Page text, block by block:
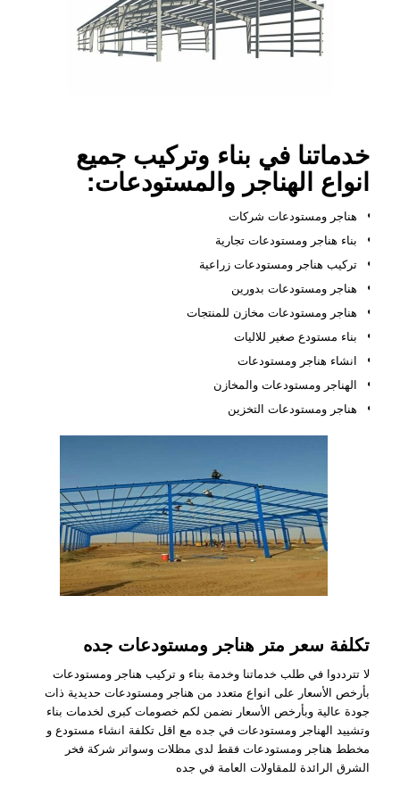
خدماتنا في بناء وتركيب جميع
انواع الهناجر والمستودعات:
هناجر ومستودعات شركات
بناء هناجر ومستودعات تجارية
تركيب هناجر ومستودعات زراعية
هناجر ومستودعات بدورين
هناجر ومستودعات مخازن للمنتجات
بناء مستودع صغير للاليات
انشاء هناجر ومستودعات
الهناجر ومستودعات والمخازن
هناجر ومستودعات التخزين
تكلفة سعر متر هناجر ومستودعات جده
لا تترددوا في طلب خدماتنا وخدمة بناء و تركيب هناجر ومستودعات
بأرخص الأسعار على انواع متعدد من هناجر ومستودعات حديدية ذات
جودة عالية وبأرخص الأسعار نضمن لكم خصومات كبرى لخدمات بناء
وتشييد الهناجر ومستودعات في جده مع اقل تكلفة انشاء مستودع و
مخطط هناجر ومستودعات فقط لدى مظلات وسواتر شركة فخر
الشرق الرائدة للمقاولات العامة في جده